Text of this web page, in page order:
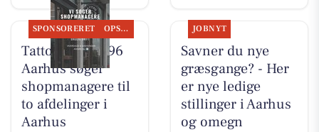
SPONSORERET OPSLAGSTAVLEN
Tattoo Studio 96
Aarhus søger
shopmanagere til
to afdelinger i
Aarhus
JOBNYT
Savner du nye
græsgange? - Her
er nye ledige
stillinger i Aarhus
og omegn